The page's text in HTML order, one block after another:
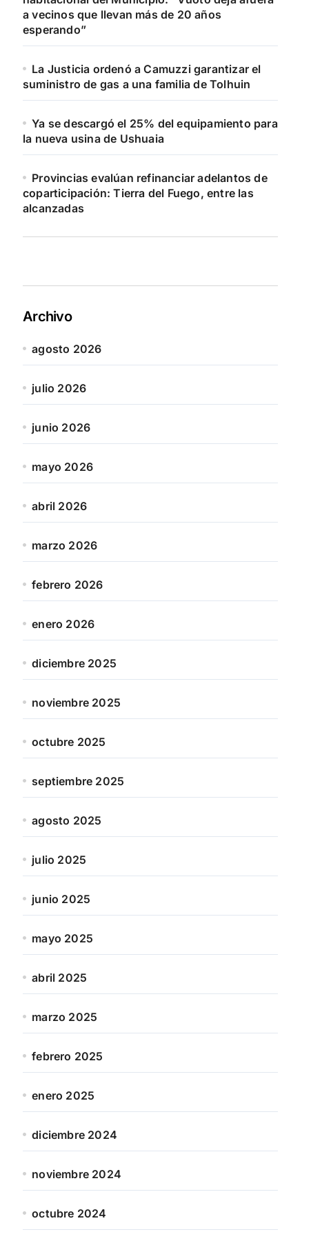
a vecinos que llevan más de 20 años
esperando”
La Justicia ordenó a Camuzzi garantizar el
suministro de gas a una familia de Tolhuin
Ya se descargó el 25% del equipamiento para
la nueva usina de Ushuaia
Provincias evalúan refinanciar adelantos de
coparticipación: Tierra del Fuego, entre las
alcanzadas
Archivo
agosto 2026
julio 2026
junio 2026
mayo 2026
abril 2026
marzo 2026
febrero 2026
enero 2026
diciembre 2025
noviembre 2025
octubre 2025
septiembre 2025
agosto 2025
julio 2025
junio 2025
mayo 2025
abril 2025
marzo 2025
febrero 2025
enero 2025
diciembre 2024
noviembre 2024
octubre 2024